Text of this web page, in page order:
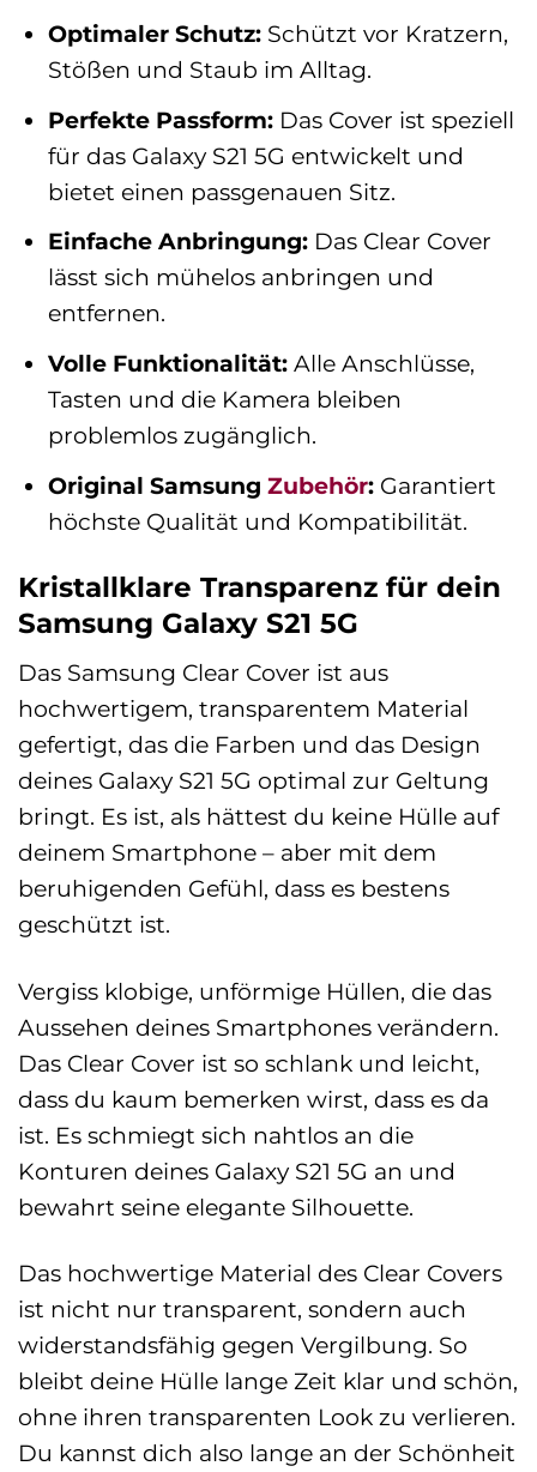
Optimaler Schutz: Schützt vor Kratzern,
Stößen und Staub im Alltag.
Perfekte Passform: Das Cover ist speziell
für das Galaxy S21 5G entwickelt und
bietet einen passgenauen Sitz.
Einfache Anbringung: Das Clear Cover
lässt sich mühelos anbringen und
entfernen.
Volle Funktionalität: Alle Anschlüsse,
Tasten und die Kamera bleiben
problemlos zugänglich.
Original SamsungZubehör: Garantiert
höchste Qualität und Kompatibilität.
Kristallklare Transparenz für dein
Samsung Galaxy S21 5G
Das Samsung Clear Cover ist aus
hochwertigem, transparentem Material
gefertigt, das die Farben und das Design
deines Galaxy S21 5G optimal zur Geltung
bringt. Es ist, als hättest du keine Hülle auf
deinem Smartphone – aber mit dem
beruhigenden Gefühl, dass es bestens
geschützt ist.
Vergiss klobige, unförmige Hüllen, die das
Aussehen deines Smartphones verändern.
Das Clear Cover ist so schlank und leicht,
dass du kaum bemerken wirst, dass es da
ist. Es schmiegt sich nahtlos an die
Konturen deines Galaxy S21 5G an und
bewahrt seine elegante Silhouette.
Das hochwertige Material des Clear Covers
ist nicht nur transparent, sondern auch
widerstandsfähig gegen Vergilbung. So
bleibt deine Hülle lange Zeit klar und schön,
ohne ihren transparenten Look zu verlieren.
Du kannst dich also lange an der Schönheit